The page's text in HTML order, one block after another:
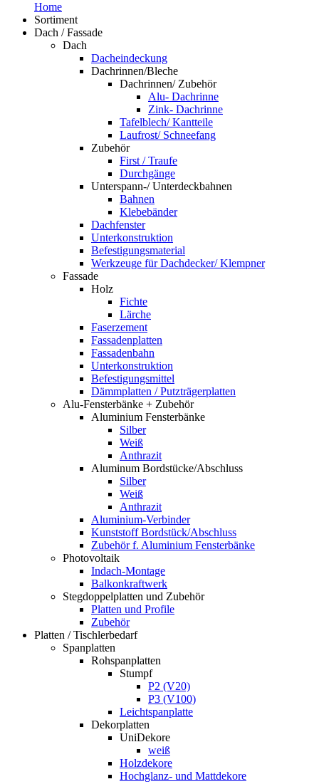
Home
Sortiment
Dach / Fassade
Dach
Dacheindeckung
Dachrinnen/Bleche
Dachrinnen/ Zubehör
Alu- Dachrinne
Zink- Dachrinne
Tafelblech/ Kantteile
Laufrost/ Schneefang
Zubehör
First / Traufe
Durchgänge
Unterspann-/ Unterdeckbahnen
Bahnen
Klebebänder
Dachfenster
Unterkonstruktion
Befestigungsmaterial
Werkzeuge für Dachdecker/ Klempner
Fassade
Holz
Fichte
Lärche
Faserzement
Fassadenplatten
Fassadenbahn
Unterkonstruktion
Befestigungsmittel
Dämmplatten / Putzträgerplatten
Alu-Fensterbänke + Zubehör
Aluminium Fensterbänke
Silber
Weiß
Anthrazit
Aluminum Bordstücke/Abschluss
Silber
Weiß
Anthrazit
Aluminium-Verbinder
Kunststoff Bordstück/Abschluss
Zubehör f. Aluminium Fensterbänke
Photovoltaik
Indach-Montage
Balkonkraftwerk
Stegdoppelplatten und Zubehör
Platten und Profile
Zubehör
Platten / Tischlerbedarf
Spanplatten
Rohspanplatten
Stumpf
P2 (V20)
P3 (V100)
Leichtspanplatte
Dekorplatten
UniDekore
weiß
Holzdekore
Hochglanz- und Mattdekore